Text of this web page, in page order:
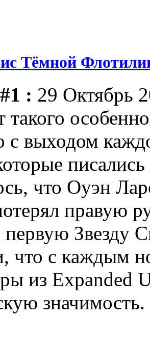
Тёмной
: 29 Октябрь
такого
с выходом
что Оуэн
правую
первую Звезду
что с каждым
из Expanded
значимость.